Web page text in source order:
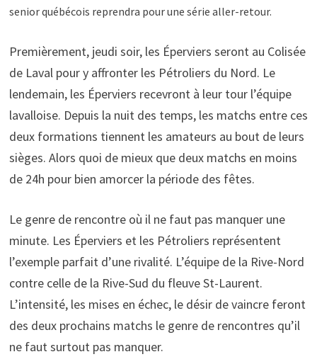
senior québécois reprendra pour une série aller-retour.
Premièrement, jeudi soir, les Éperviers seront au Colisée
de Laval pour y affronter les Pétroliers du Nord. Le
lendemain, les Éperviers recevront à leur tour l’équipe
lavalloise. Depuis la nuit des temps, les matchs entre ces
deux formations tiennent les amateurs au bout de leurs
sièges. Alors quoi de mieux que deux matchs en moins
de 24h pour bien amorcer la période des fêtes.
Le genre de rencontre où il ne faut pas manquer une
minute. Les Éperviers et les Pétroliers représentent
l’exemple parfait d’une rivalité. L’équipe de la Rive-Nord
contre celle de la Rive-Sud du fleuve St-Laurent.
L’intensité, les mises en échec, le désir de vaincre feront
des deux prochains matchs le genre de rencontres qu’il
ne faut surtout pas manquer.